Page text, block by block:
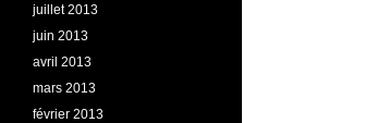
juillet 2013
juin 2013
avril 2013
mars 2013
février 2013